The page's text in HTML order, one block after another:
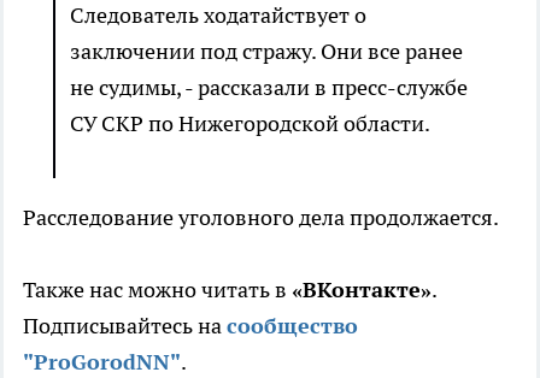
Следователь ходатайствует о
заключении под стражу. Они все ранее
не судимы, - рассказали в пресс-службе
СУ СКР по Нижегородской области.
Расследование уголовного дела продолжается.
Также нас можно читать в «ВКонтакте».
Подписывайтесь насообщество
"ProGorodNN".